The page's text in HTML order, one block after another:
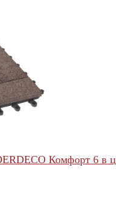
Комфорт 6 в